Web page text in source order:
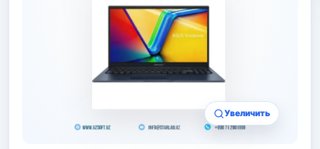
Увеличить